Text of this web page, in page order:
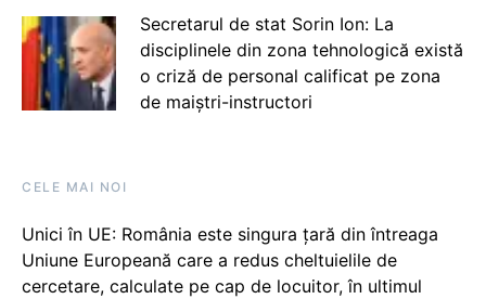
Secretarul de stat Sorin Ion: La
disciplinele din zona tehnologică există
o criză de personal calificat pe zona
de maiștri-instructori
CELE MAI NOI
Unici în UE: România este singura țară din întreaga
Uniune Europeană care a redus cheltuielile de
cercetare, calculate pe cap de locuitor, în ultimul